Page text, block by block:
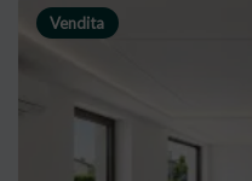
Vendita